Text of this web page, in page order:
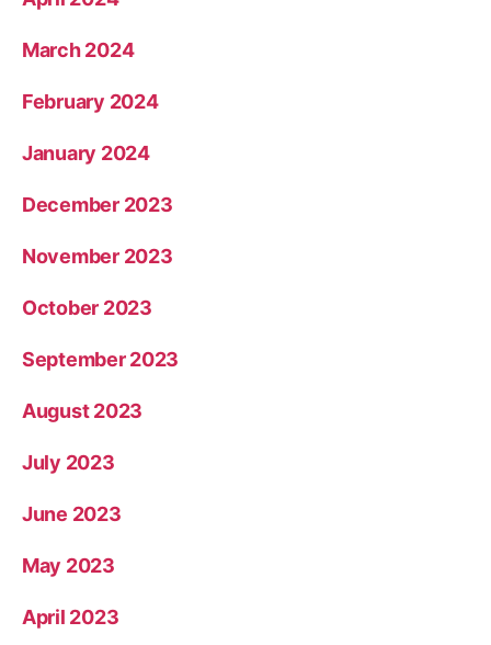
March 2024
February 2024
January 2024
December 2023
November 2023
October 2023
September 2023
August 2023
July 2023
June 2023
May 2023
April 2023